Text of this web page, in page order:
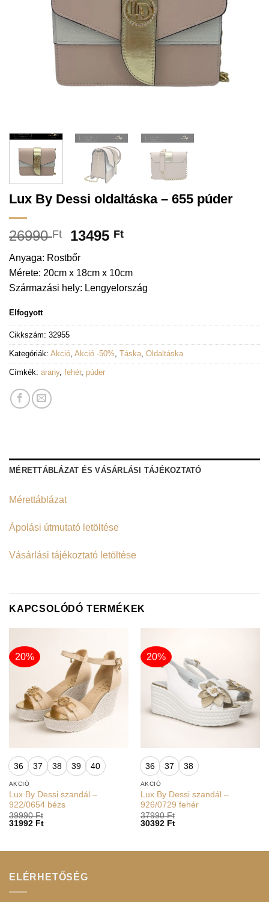
Lux By Dessi oldaltáska – 655 púder
26990Ft 13495 Ft
Anyaga: Rostbőr
Mérete: 20cm x 18cm x 10cm
Származási hely: Lengyelország
Elfogyott
Cikkszám: 32955
Kategóriák: Akció Akció -50% Táska Oldaltáska
Címkék: arany, fehér, púder
MÉRETTÁBLÁZAT ÉS VÁSÁRLÁSI TÁJÉKOZTATÓ
Mérettáblázat
Ápolási útmutató letöltése
Vásárlási tájékoztató letöltése
KAPCSOLÓDÓ TERMÉKEK
20%
36 37 38 39 40
AKCIÓ
Lux By Dessi szandál –
922/0654 bézs
39990Ft
31992 Ft
20%
36 37 38
AKCIÓ
Lux By Dessi szandál –
926/0729 fehér
37990Ft
30392 Ft
ELÉRHETŐSÉG